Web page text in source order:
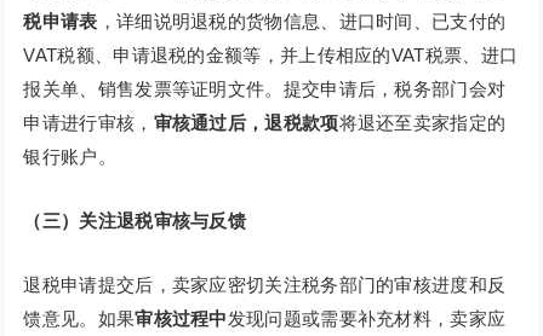
税申请表 ，详细说明退税的货物信息、进口时间、已支付的
VAT税额、申请退税的金额等，并上传相应的VAT税票、进口
报关单、销售发票等证明文件。提交申请后，税务部门会对
申请进行审核， 审核通过后，退税款项将退还至卖家指定的
银行账户。
（三）关注退税审核与反馈
退税申请提交后，卖家应密切关注税务部门的审核进度和反
馈意见。如果审核过程中发现问题或需要补充材料，卖家应